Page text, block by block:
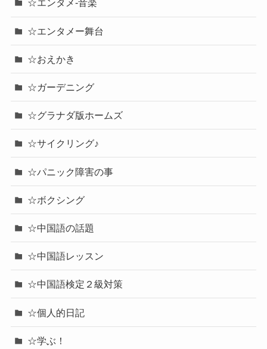
☆エンタメ-音楽
☆エンタメー舞台
☆おえかき
☆ガーデニング
☆グラナダ版ホームズ
☆サイクリング♪
☆パニック障害の事
☆ボクシング
☆中国語の話題
☆中国語レッスン
☆中国語検定２級対策
☆個人的日記
☆学ぶ！